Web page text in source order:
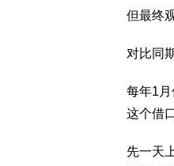
但最终
对比同
每年1
这个借
先一天